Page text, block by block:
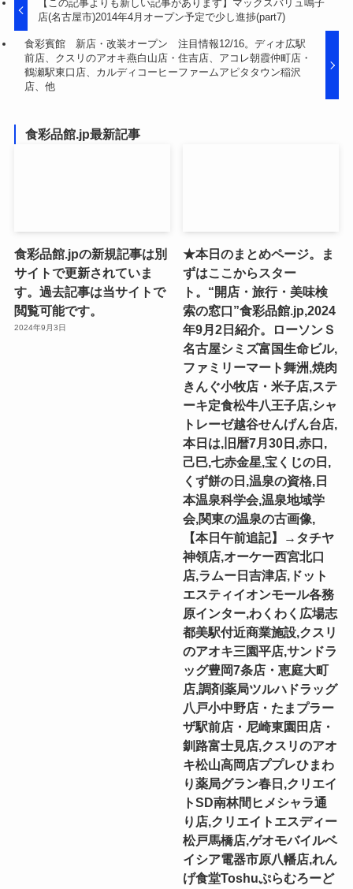
【この記事よりも新しい記事があります】マックスバリュ鳴子
店(名古屋市)2014年4月オープン予定で少し進捗(part7)
食彩賓館 新店・改装オープン 注目情報12/16。ディオ広駅
前店、クスリのアオキ燕白山店・住吉店、アコレ朝霞仲町店・
鶴瀬駅東口店、カルディコーヒーファームアピタタウン稲沢
店、他
食彩品館.jp最新記事
食彩品館.jpの新規記事は別
サイトで更新されていま
す。過去記事は当サイトで
閲覧可能です。
2024年9月3日
★本日のまとめページ。ま
ずはここからスター
ト。“開店・旅行・美味検
索の窓口”食彩品館.jp,2024
年9月2日紹介。ローソンＳ
名古屋シミズ富国生命ビル,
ファミリーマート舞洲,焼肉
きんぐ小牧店・米子店,ステ
ーキ定食松牛八王子店,シャ
トレーゼ越谷せんげん台店,
本日は,旧暦7月30日,赤口,
己巳,七赤金星,宝くじの日,
くず餅の日,温泉の資格,日
本温泉科学会,温泉地域学
会,関東の温泉の古画像,
【本日午前追記】→タチヤ
神領店,オーケー西宮北口
店,ラムー日吉津店,ドット
エスティイオンモール各務
原インター,わくわく広場志
都美駅付近商業施設,クスリ
のアオキ三園平店,サンドラ
ッグ豊岡7条店・恵庭大町
店,調剤薬局ツルハドラッグ
八戸小中野店・たまプラー
ザ駅前店・尼崎東園田店・
釧路富士見店,クスリのアオ
キ松山高岡店ププレひまわ
り薬局グラン春日,クリエイ
トSD南林間ヒメシャラ通
り店,クリエイトエスディー
松戸馬橋店,ゲオモバイルベ
イシア電器市原八幡店,れん
げ食堂Toshuぷらむろーど